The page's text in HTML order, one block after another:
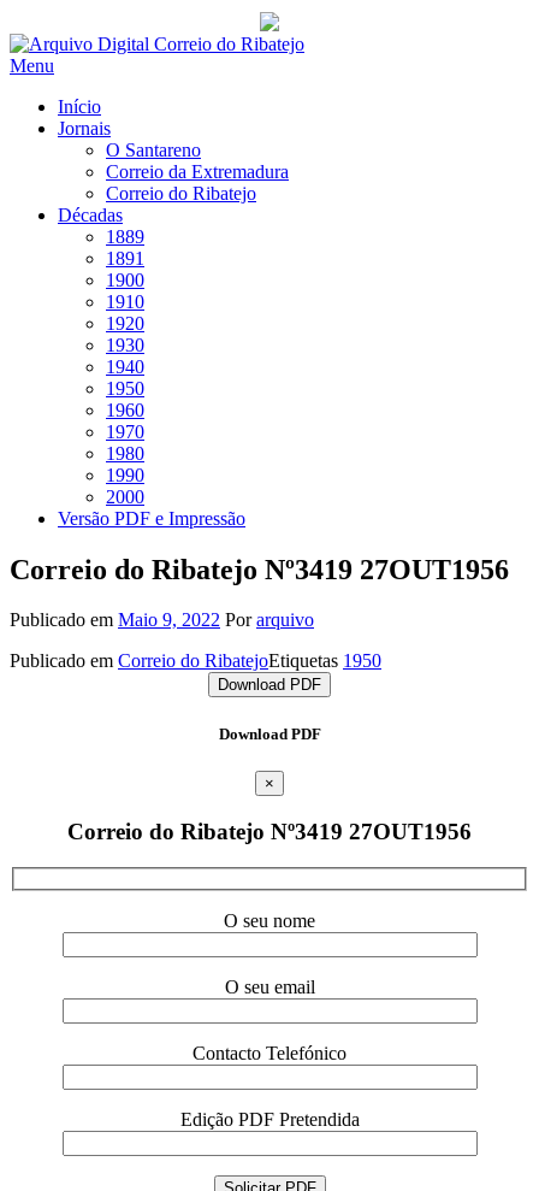
Saltar
para
Menu
Início
Jornais
O Santareno
Correio da Extremadura
Correio do Ribatejo
Décadas
1889
1891
1900
1910
1920
1930
1940
1950
1960
1970
1980
1990
2000
Versão PDF e Impressão
Correio do Ribatejo Nº3419 27OUT1956
Publicado em Maio 9, 2022 Porarquivo
Publicado em Correio do RibatejoEtiquetas 1950
Download PDF
Download PDF
×
Correio do Ribatejo Nº3419 27OUT1956
O seu nome
O seu email
Contacto Telefónico
Edição PDF Pretendida